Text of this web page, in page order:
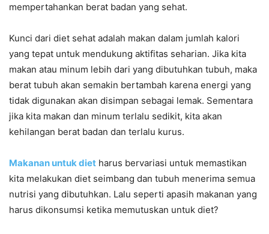
mempertahankan berat badan yang sehat.
Kunci dari diet sehat adalah makan dalam jumlah kalori
yang tepat untuk mendukung aktifitas seharian. Jika kita
makan atau minum lebih dari yang dibutuhkan tubuh, maka
berat tubuh akan semakin bertambah karena energi yang
tidak digunakan akan disimpan sebagai lemak. Sementara
jika kita makan dan minum terlalu sedikit, kita akan
kehilangan berat badan dan terlalu kurus.
Makanan untuk diet harus bervariasi untuk memastikan
kita melakukan diet seimbang dan tubuh menerima semua
nutrisi yang dibutuhkan. Lalu seperti apasih makanan yang
harus dikonsumsi ketika memutuskan untuk diet?